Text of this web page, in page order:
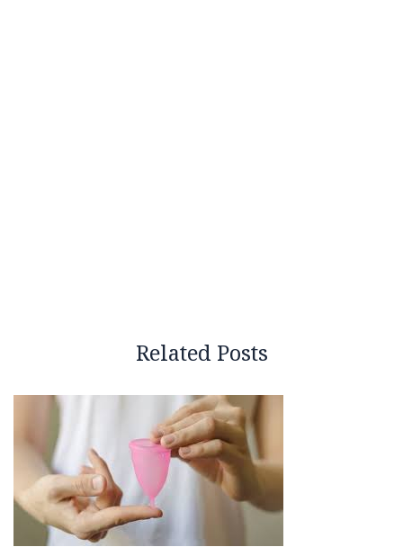
Related Posts